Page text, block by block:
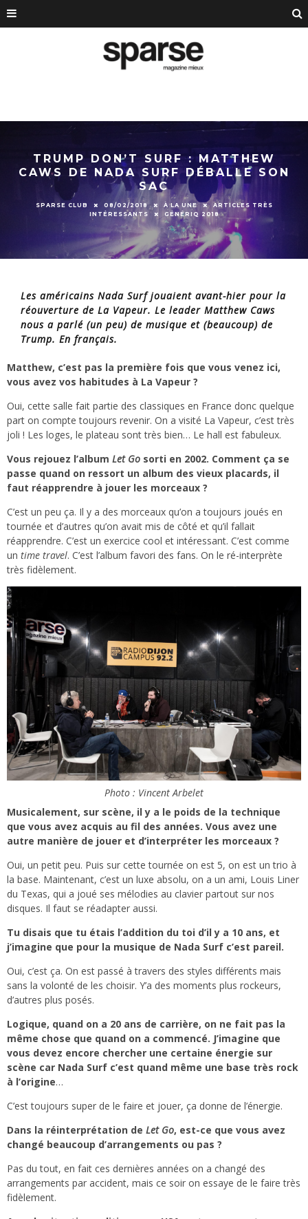
TRUMP DON’T SURF : MATTHEW
CAWS DE NADA SURF DÉBALLE SON
SAC
SPARSE CLUB 08/02/2018 À LA UNE
ARTICLES TRÈS
INTÉRESSANTS
GÉNÉRIQ 2018
Les américains Nada Surf jouaient avant-hier pour la
réouverture de La Vapeur. Le leader Matthew Caws
nous a parlé (un peu) de musique et (beaucoup) de
Trump. En français.
Matthew, c’est pas la première fois que vous venez ici,
vous avez vos habitudes à La Vapeur ?
Oui, cette salle fait partie des classiques en France donc quelque
part on compte toujours revenir. On a visité La Vapeur, c’est très
joli ! Les loges, le plateau sont très bien… Le hall est fabuleux.
Vous rejouez l’album Let Go sorti en 2002. Comment ça se
passe quand on ressort un album des vieux placards, il
faut réapprendre à jouer les morceaux ?
C’est un peu ça. Il y a des morceaux qu’on a toujours joués en
tournée et d’autres qu’on avait mis de côté et qu’il fallait
réapprendre. C’est un exercice cool et intéressant. C’est comme
un time travel. C’est l’album favori des fans. On le ré-interprète
très fidèlement.
Photo : Vincent Arbelet
Musicalement, sur scène, il y a le poids de la technique
que vous avez acquis au fil des années. Vous avez une
autre manière de jouer et d’interpréter les morceaux ?
Oui, un petit peu. Puis sur cette tournée on est 5, on est un trio à
la base. Maintenant, c’est un luxe absolu, on a un ami, Louis Liner
du Texas, qui a joué ses mélodies au clavier partout sur nos
disques. Il faut se réadapter aussi.
Tu disais que tu étais l’addition du toi d’il y a 10 ans, et
j’imagine que pour la musique de Nada Surf c’est pareil.
Oui, c’est ça. On est passé à travers des styles différents mais
sans la volonté de les choisir. Y’a des moments plus rockeurs,
d’autres plus posés.
Logique, quand on a 20 ans de carrière, on ne fait pas la
même chose que quand on a commencé. J’imagine que
vous devez encore chercher une certaine énergie sur
scène car Nada Surf c’est quand même une base très rock
à l’origine…
C’est toujours super de le faire et jouer, ça donne de l’énergie.
Dans la réinterprétation de Let Go, est-ce que vous avez
changé beaucoup d’arrangements ou pas ?
Pas du tout, en fait ces dernières années on a changé des
arrangements par accident, mais ce soir on essaye de le faire très
fidèlement.